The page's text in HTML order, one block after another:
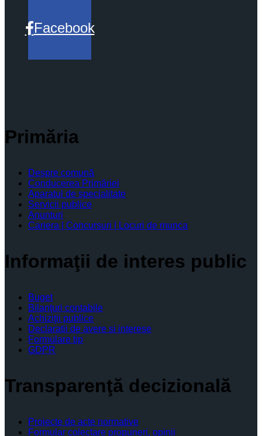
Facebook
Primăria
Despre comună
Conducerea Primăriei
Aparatul de specialitate
Servicii publice
Anunturi
Cariera | Concursuri | Locuri de munca
Informaţii de interes public
Buget
Bilanţuri contabile
Achiziţii publice
Declaratii de avere si interese
Formulare tip
GDPR
Transparenţă decizională
Proiecte de acte normative
Formular colectare propuneri, opinii